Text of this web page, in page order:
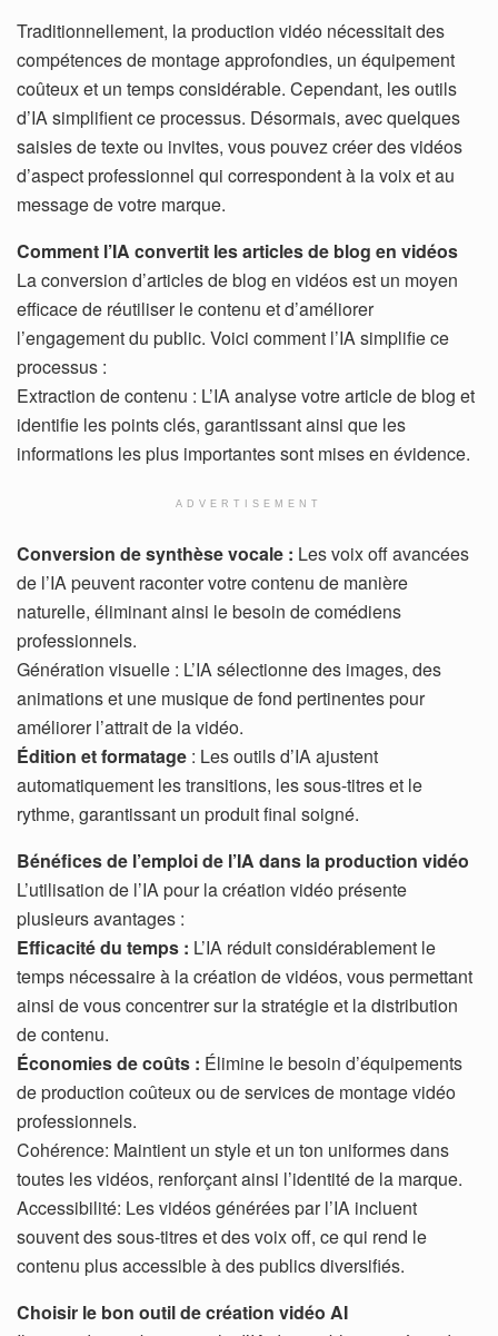
Traditionnellement, la production vidéo nécessitait des
compétences de montage approfondies, un équipement
coûteux et un temps considérable. Cependant, les outils
d’IA simplifient ce processus. Désormais, avec quelques
saisies de texte ou invites, vous pouvez créer des vidéos
d’aspect professionnel qui correspondent à la voix et au
message de votre marque.
Comment l’IA convertit les articles de blog en vidéos
La conversion d’articles de blog en vidéos est un moyen
efficace de réutiliser le contenu et d’améliorer
l’engagement du public. Voici comment l’IA simplifie ce
processus :
Extraction de contenu : L’IA analyse votre article de blog et
identifie les points clés, garantissant ainsi que les
informations les plus importantes sont mises en évidence.
ADVERTISEMENT
Conversion de synthèse vocale : Les voix off avancées
de l’IA peuvent raconter votre contenu de manière
naturelle, éliminant ainsi le besoin de comédiens
professionnels.
Génération visuelle : L’IA sélectionne des images, des
animations et une musique de fond pertinentes pour
améliorer l’attrait de la vidéo.
Édition et formatage : Les outils d’IA ajustent
automatiquement les transitions, les sous-titres et le
rythme, garantissant un produit final soigné.
Bénéfices de l’emploi de l’IA dans la production vidéo
L’utilisation de l’IA pour la création vidéo présente
plusieurs avantages :
Efficacité du temps : L’IA réduit considérablement le
temps nécessaire à la création de vidéos, vous permettant
ainsi de vous concentrer sur la stratégie et la distribution
de contenu.
Économies de coûts : Élimine le besoin d’équipements
de production coûteux ou de services de montage vidéo
professionnels.
Cohérence: Maintient un style et un ton uniformes dans
toutes les vidéos, renforçant ainsi l’identité de la marque.
Accessibilité: Les vidéos générées par l’IA incluent
souvent des sous-titres et des voix off, ce qui rend le
contenu plus accessible à des publics diversifiés.
Choisir le bon outil de création vidéo AI